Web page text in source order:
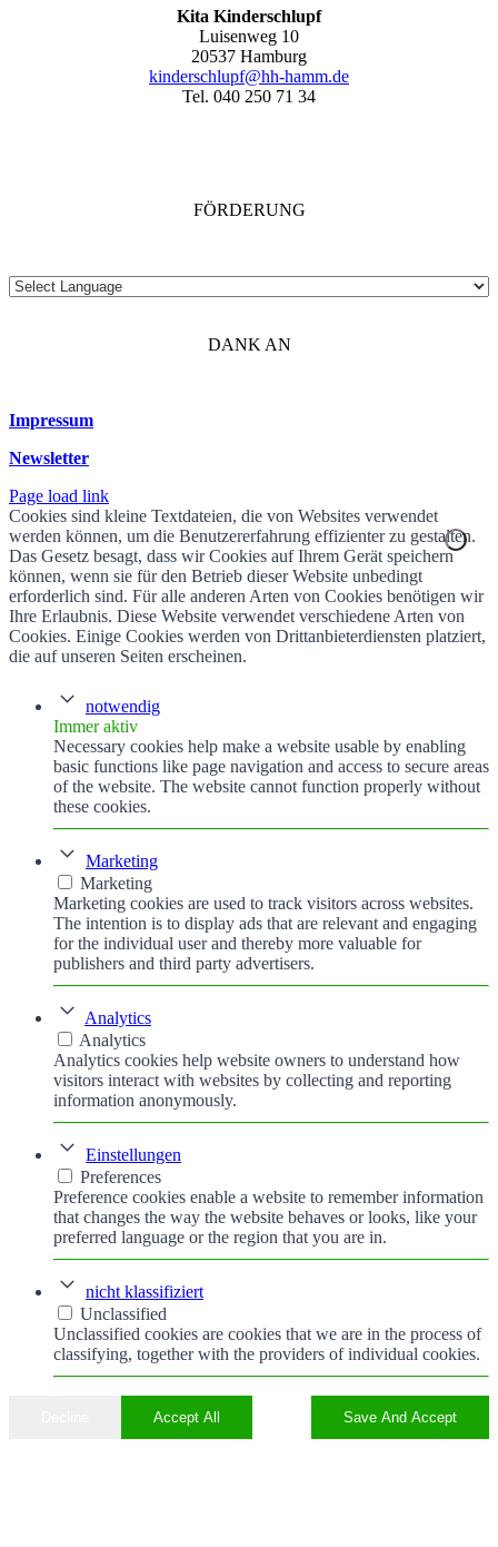
Kita Kinderschlupf
Luisenweg 10
20537 Hamburg
kinderschlupf@hh-hamm.de
Tel. 040 250 71 34
FÖRDERUNG
DANK AN
Impressum
Newsletter
Page load link
Cookies sind kleine Textdateien, die von Websites verwendet
werden können, um die Benutzererfahrung effizienter zu gestalten.
Das Gesetz besagt, dass wir Cookies auf Ihrem Gerät speichern
können, wenn sie für den Betrieb dieser Website unbedingt
erforderlich sind. Für alle anderen Arten von Cookies benötigen wir
Ihre Erlaubnis. Diese Website verwendet verschiedene Arten von
Cookies. Einige Cookies werden von Drittanbieterdiensten platziert,
die auf unseren Seiten erscheinen.
notwendig
Immer aktiv
Necessary cookies help make a website usable by enabling
basic functions like page navigation and access to secure areas
of the website. The website cannot function properly without
these cookies.
Marketing
Marketing
Marketing cookies are used to track visitors across websites.
The intention is to display ads that are relevant and engaging
for the individual user and thereby more valuable for
publishers and third party advertisers.
Analytics
Analytics
Analytics cookies help website owners to understand how
visitors interact with websites by collecting and reporting
information anonymously.
Einstellungen
Preferences
Preference cookies enable a website to remember information
that changes the way the website behaves or looks, like your
preferred language or the region that you are in.
nicht klassifiziert
Unclassified
Unclassified cookies are cookies that we are in the process of
classifying, together with the providers of individual cookies.
Accept All Save And Accept